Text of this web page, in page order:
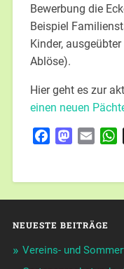
Bewerbung die
Beispiel
Kinder,
Ablöse).
Hier geht es zur
einen neuen
FacebookMastodon
Email
NEUESTE BEITRÄGE
Vereins- und